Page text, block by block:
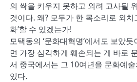
의 싹을 키우지 못하고 외려 고사될
것이다. 왜? 모두가 한 목소리로 외치
화’할 수 있겠는가!
모택동의 ‘문화대혁명’에서도 보았
면 가장 심각하게 훼손되는 게 바로
서 중국에서는 그 10여년을 문화예술
있다.